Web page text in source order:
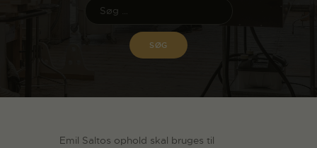
Emil Saltos ophold skal bruges til